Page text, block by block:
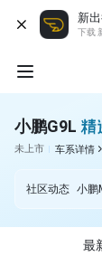
新
下载
小鹏G9L
未上市 车系详情
社区动态
最